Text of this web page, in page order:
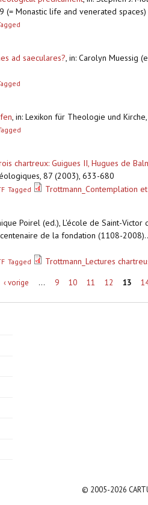
Monastic life and venerated spaces)
ad saeculares?, in: Carolyn Muessig
, in: Lexikon für Theologie und
chartreux: Guigues II, Hugues de
87 (2003), 633-680
Tagged Trottmann_Contemplation
Poirel (ed.), L'école de Saint-
de la fondation (1108-
Tagged Trottmann_Lectures
‹ vorige … 9 10 11 12 13
© 2005-2026